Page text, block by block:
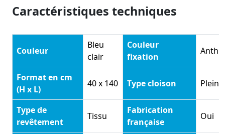
Caractéristiques techniques
Couleur
Bleu
clair
Couleur
fixation
Format en cm
(H x L)
40 x 140 Type cloison Pleine
Type de
revêtement
Tissu
Fabrication
française
Oui